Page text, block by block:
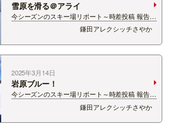
雪原を滑る＠アライ
今シーズンのスキー場リポート～時差投稿 報告ブ
ログ⑬～ 2/23は妙高市のアライスノーリゾート
に行ってきました！！ ゲレンデの大半が、自然地
形そのままの「フリーライドゾーン」！ わたしは
まだ “怖い” と感…
鎌田アレクシッチさやか
2025年3月14日
岩原ブルー！
今シーズンのスキー場リポート～時差投稿 報告ブ
ログ⑫～ 1ヵ月間が空いてしまいました
が、、、 2/15に湯沢町の岩原スキー場に滑りに行
ってきました！ 晴れ！！ めちゃくちゃワイドに
鎌田アレクシッチさやか